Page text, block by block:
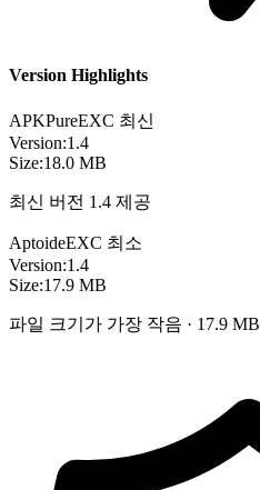
Version Highlights
APKPureEXC 최신
Version:1.4
Size:18.0 MB
최신 버전 1.4 제공
AptoideEXC 최소
Version:1.4
Size:17.9 MB
파일 크기가 가장 작음 · 17.9 MB